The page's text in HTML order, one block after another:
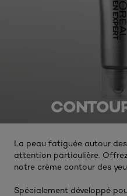
La peau fatiguée autour
attention particulière.
notre crème contour des
Spécialement développé